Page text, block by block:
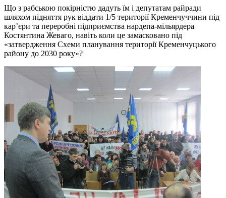
Що з рабською покірністю дадуть їм і депутатам райради
шляхом підняття рук віддати 1/5 території Кременчуччини під
кар’єри та переробні підприємства нардепа-мільярдера
Костянтина Жеваго, навіть коли це замасковано під
«затвердження Схеми планування території Кременчуцького
району до 2030 року»?